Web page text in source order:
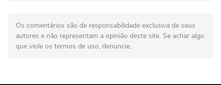
Os comentários são de responsabilidade exclusiva de seus
autores e não representam a opinião deste site. Se achar algo
que viole os termos de uso, denuncie.